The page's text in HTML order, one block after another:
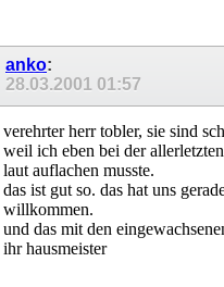
anko:
28.03.2001 01:57
verehrter herr tobler, sie sind
weil ich eben bei der
laut auflachen musste.
das ist gut so. das hat uns
willkommen.
und das mit den
ihr hausmeister